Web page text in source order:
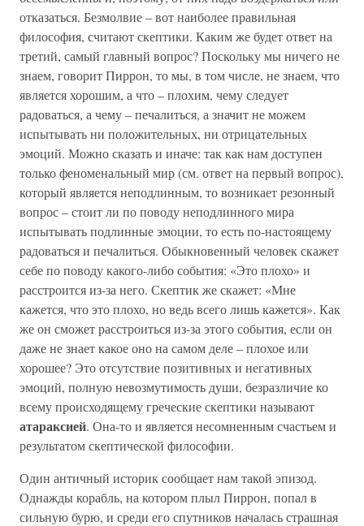
отказаться. Безмолвие – вот наиболее правильная
философия, считают скептики. Каким же будет ответ на
третий, самый главный вопрос? Поскольку мы ничего не
знаем, говорит Пиррон, то мы, в том числе, не знаем, что
является хорошим, а что – плохим, чему следует
радоваться, а чему – печалиться, а значит не можем
испытывать ни положительных, ни отрицательных
эмоций. Можно сказать и иначе: так как нам доступен
только феноменальный мир (см. ответ на первый вопрос),
который является неподлинным, то возникает резонный
вопрос – стоит ли по поводу неподлинного мира
испытывать подлинные эмоции, то есть по-настоящему
радоваться и печалиться. Обыкновенный человек скажет
себе по поводу какого-либо события: «Это плохо» и
расстроится из-за него. Скептик же скажет: «Мне
кажется, что это плохо, но ведь всего лишь кажется». Как
же он сможет расстроиться из-за этого события, если он
даже не знает какое оно на самом деле – плохое или
хорошее? Это отсутствие позитивных и негативных
эмоций, полную невозмутимость души, безразличие ко
всему происходящему греческие скептики называют
атараксией. Она-то и является несомненным счастьем и
результатом скептической философии.
Один античный историк сообщает нам такой эпизод.
Однажды корабль, на котором плыл Пиррон, попал в
сильную бурю, и среди его спутников началась страшная